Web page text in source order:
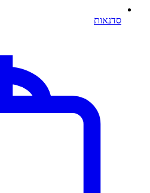
סדנאות